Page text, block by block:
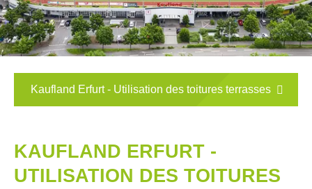
Kaufland Erfurt - Utilisation des toitures terrasses
KAUFLAND ERFURT -
UTILISATION DES TOITURES